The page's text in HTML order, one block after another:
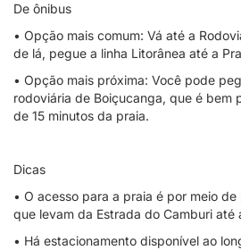
De ônibus
• Opção mais comum: Vá até a
de lá, pegue a linha Litorânea até a
• Opção mais próxima: Você pode
rodoviária de Boiçucanga, que é bem
de 15 minutos da praia.
Dicas
• O acesso para a praia é por meio
que levam da Estrada do Camburi até
• Há estacionamento disponível ao